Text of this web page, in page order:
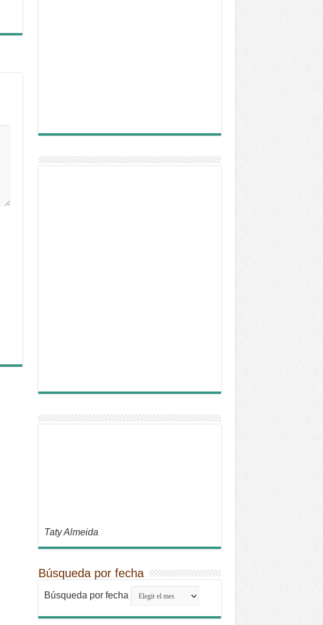
Taty Almeida
Búsqueda por fecha
Búsqueda por fecha